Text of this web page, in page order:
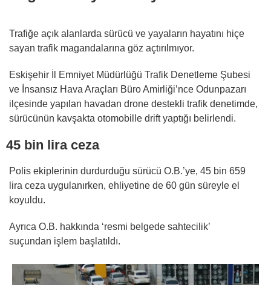
Trafiğe açık alanlarda sürücü ve yayaların hayatını hiçe
sayan trafik magandalarına göz açtırılmıyor.
Eskişehir İl Emniyet Müdürlüğü Trafik Denetleme Şubesi
ve İnsansız Hava Araçları Büro Amirliği’nce Odunpazarı
ilçesinde yapılan havadan drone destekli trafik denetimde,
sürücünün kavşakta otomobille drift yaptığı belirlendi.
45 bin lira ceza
Polis ekiplerinin durdurduğu sürücü O.B.’ye, 45 bin 659
lira ceza uygulanırken, ehliyetine de 60 gün süreyle el
koyuldu.
Ayrıca O.B. hakkında ‘resmi belgede sahtecilik’
suçundan işlem başlatıldı.